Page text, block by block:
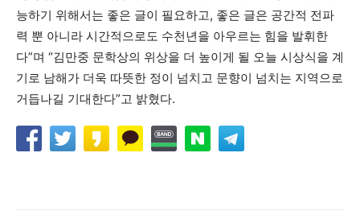
능하기 위해서는 좋은 글이 필요하고, 좋은 글은 공간적 전파
력 뿐 아니라 시간적으로도 수천년을 아우르는 힘을 발휘한
다”며 “김만중 문학상의 위상을 더 높이게 될 오늘 시상식을 계
기로 남해가 더욱 따뜻한 정이 넘치고 문향이 넘치는 지역으로
거듭나길 기대한다”고 밝혔다.